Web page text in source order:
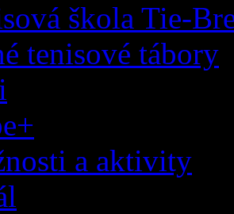
škola Tie-
tenisové tábory
a aktivity